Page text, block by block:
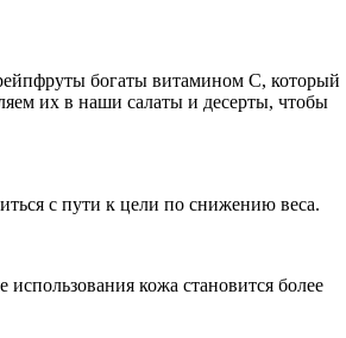
богаты витамином C, который
их в наши салаты и десерты, чтобы
с пути к цели по снижению веса.
кожа становится более